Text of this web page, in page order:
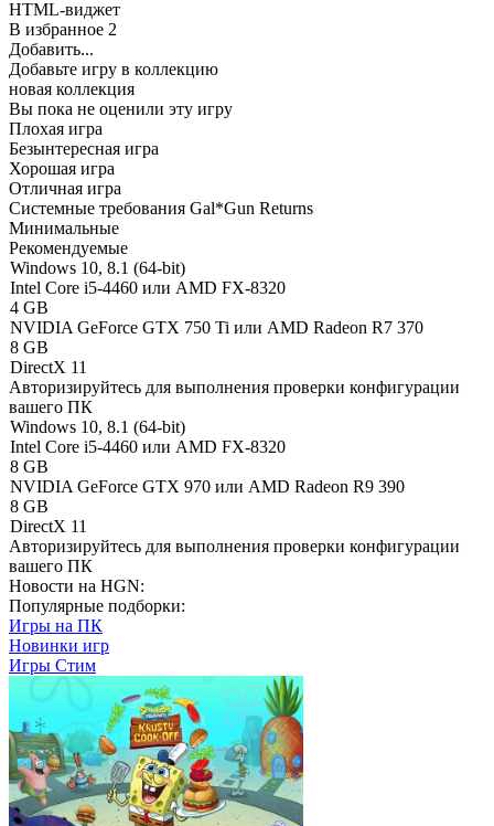
HTML-виджет
В избранное 2
Добавить...
Добавьте игру в коллекцию
новая коллекция
Вы пока не оценили эту игру
Плохая игра
Безынтересная игра
Хорошая игра
Отличная игра
Системные требования Gal*Gun Returns
Минимальные
Рекомендуемые
Windows 10, 8.1 (64-bit)
Intel Core i5-4460 или AMD FX-8320
4 GB
NVIDIA GeForce GTX 750 Ti или AMD Radeon R7 370
8 GB
DirectX 11
Авторизируйтесь для выполнения проверки конфигурации
вашего ПК
Windows 10, 8.1 (64-bit)
Intel Core i5-4460 или AMD FX-8320
8 GB
NVIDIA GeForce GTX 970 или AMD Radeon R9 390
8 GB
DirectX 11
Авторизируйтесь для выполнения проверки конфигурации
вашего ПК
Новости на HGN:
Популярные подборки:
Игры на ПК
Новинки игр
Игры Стим